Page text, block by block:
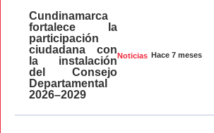
Noticias Hace 7 meses
Cundinamarca
fortalece la
participación
ciudadana con
la instalación
del Consejo
Departamental
2026–2029